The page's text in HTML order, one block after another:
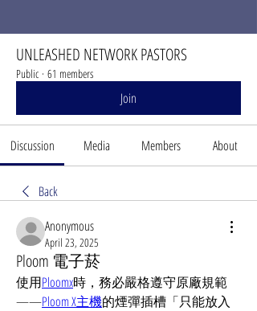
UNLEASHED NETWORK PASTORS
Public · 61 members
Join
Discussion Media Members About
Back
Anonymous
April 23, 2025
Ploom 電子菸
使用Ploomx時，務必嚴格遵守原廠規範
——Ploom X主機的煙彈插槽「只能放入